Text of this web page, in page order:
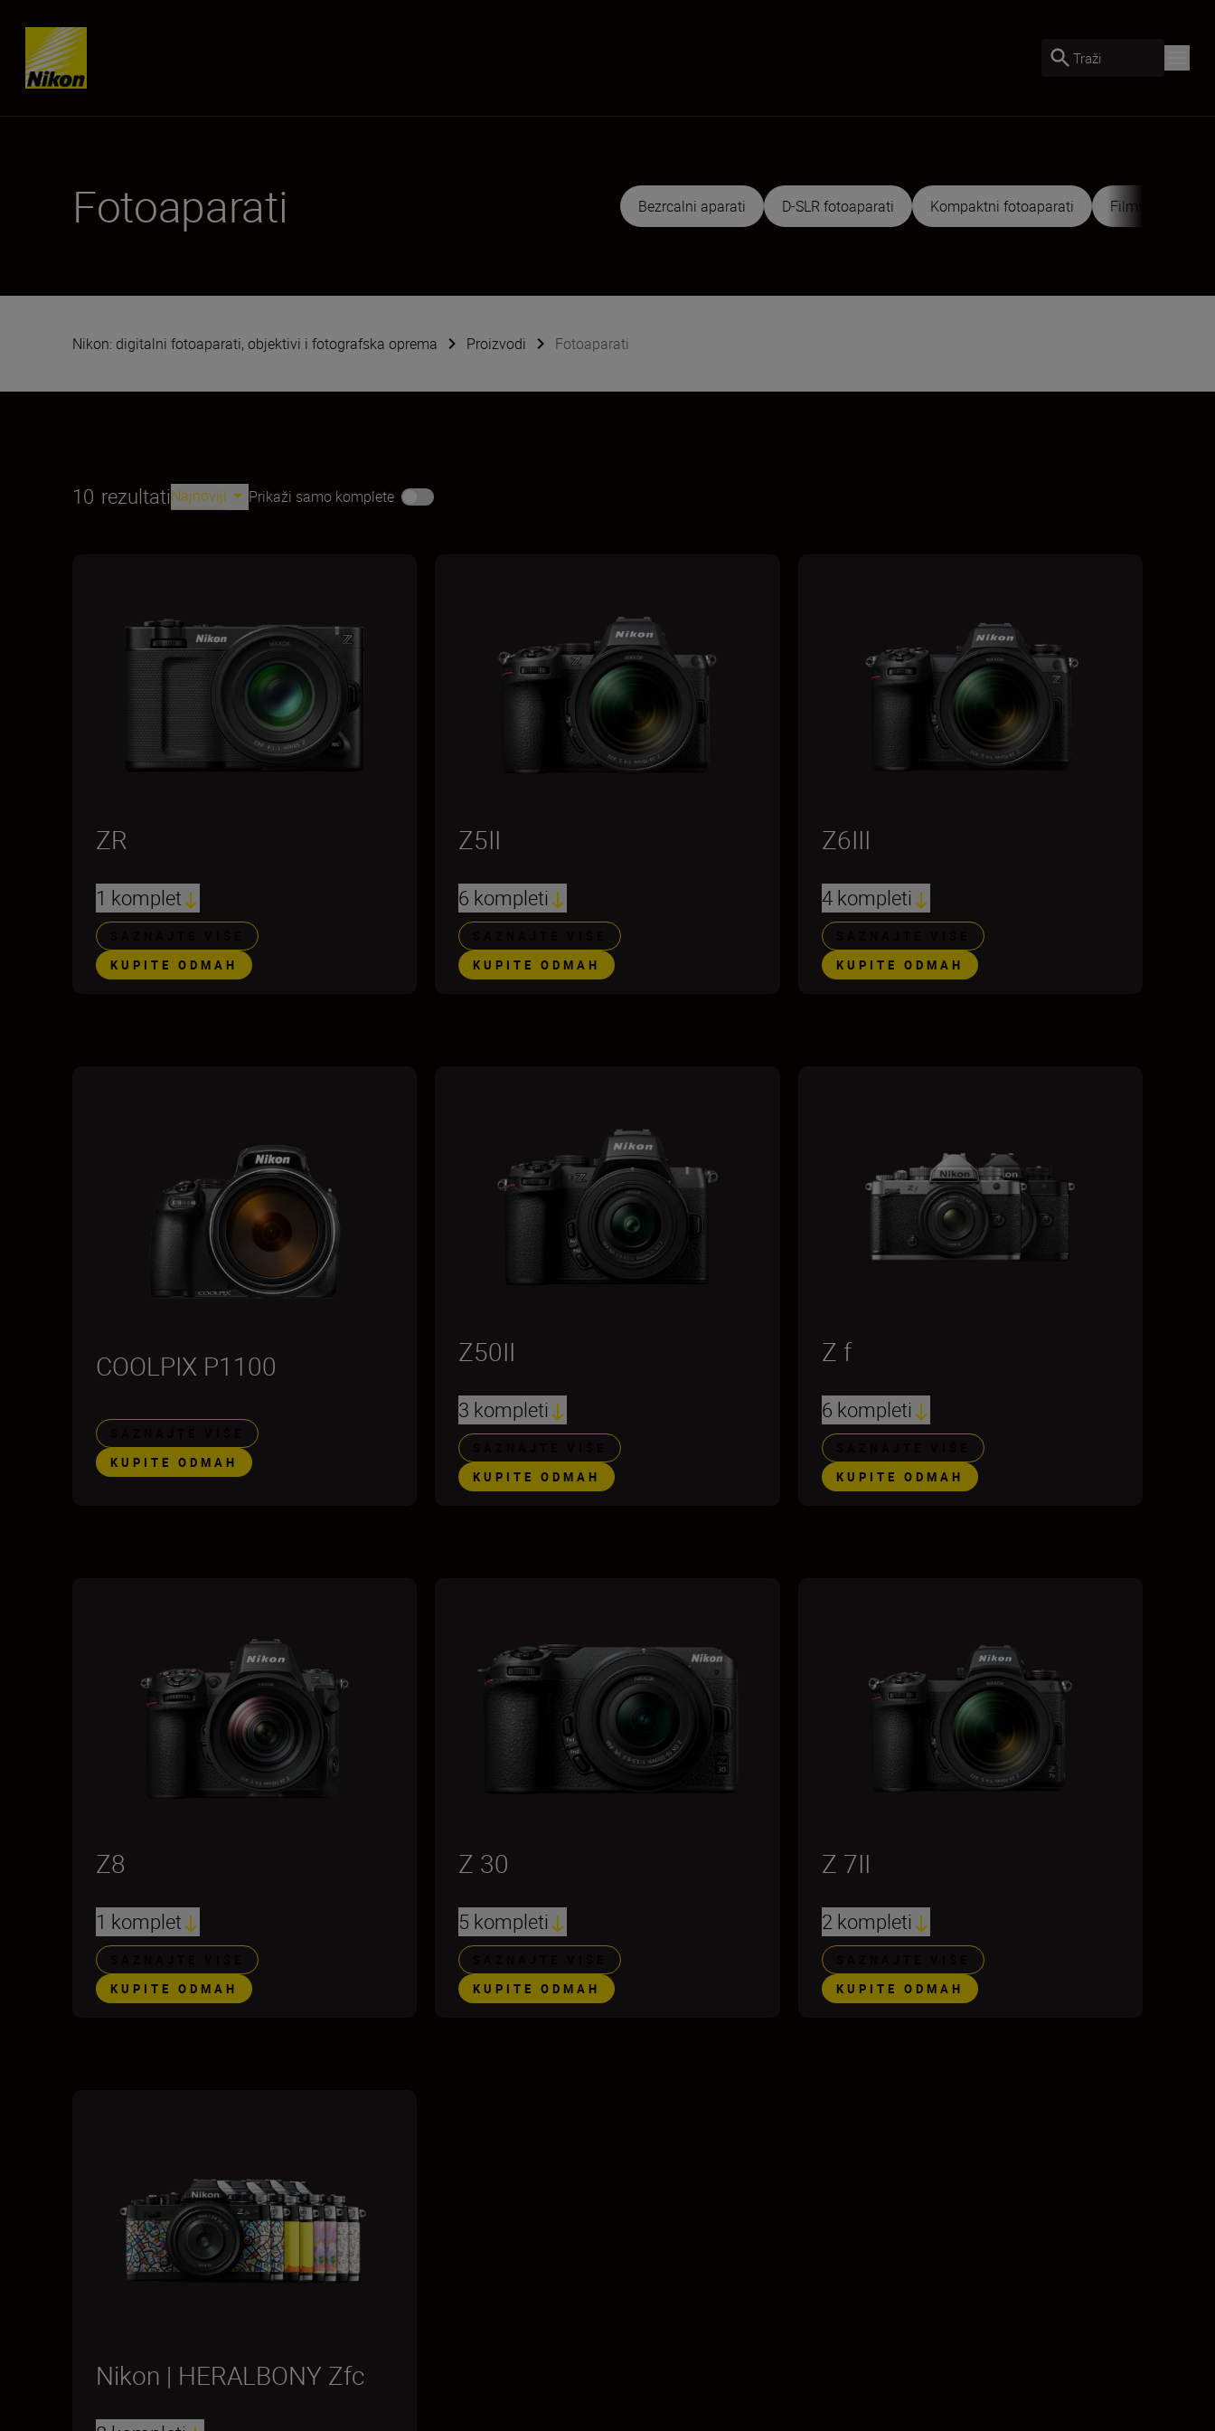
Skip content
Traži
Fotoaparati Bezrcalni aparati D-SLR fotoaparati Kompaktni fotoaparati Filmske kamere
Nikon: digitalni fotoaparati, objektivi i fotografska oprema Proizvodi Fotoaparati
10 rezultatiNajnoviji Prikaži samo komplete
ZR
1 komplet
KUPITE ODMAH
Z5II
6 kompleti
KUPITE ODMAH
Z6III
4 kompleti
KUPITE ODMAH
COOLPIX P1100
KUPITE ODMAH
Z50II
3 kompleti
KUPITE ODMAH
Z f
6 kompleti
KUPITE ODMAH
Z8
1 komplet
KUPITE ODMAH
Z 30
5 kompleti
KUPITE ODMAH
Z 7II
2 kompleti
KUPITE ODMAH
Nikon | HERALBONY Zfc